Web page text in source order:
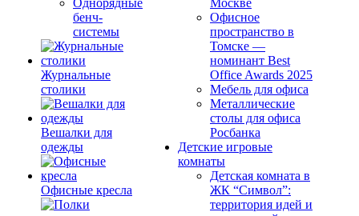
Однорядные
бенч-
системы
Журнальные
столики
Вешалки для
одежды
Офисные кресла
Москве
Офисное
пространство в
Томске —
номинант Best
Office Awards 2025
Мебель для офиса
Металлические
столы для офиса
Росбанка
Детские игровые
комнаты
Детская комната в
ЖК “Символ”:
территория идей и